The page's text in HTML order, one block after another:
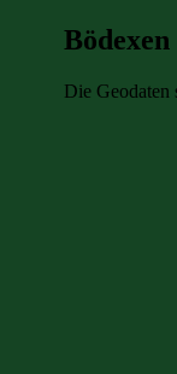
Die Geodaten